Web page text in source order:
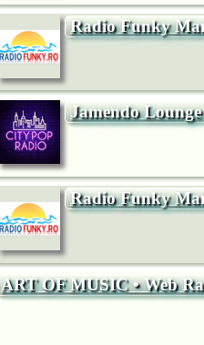
Radio Funky
Jamendo Lounge
Radio Funky
ART OF MUSIC • Web